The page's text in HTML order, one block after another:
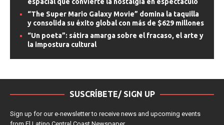
espacial que convierte la nostalgia en espectáculo
“The Super Mario Galaxy Movie” domina la taquilla
y consolida su éxito global con más de $629 millones
“Un poeta”: sátira amarga sobre el fracaso, el arte y
la impostura cultural
SUSCRÍBETE/ SIGN UP
Sign up for our e-newsletter to receive news and upcoming events